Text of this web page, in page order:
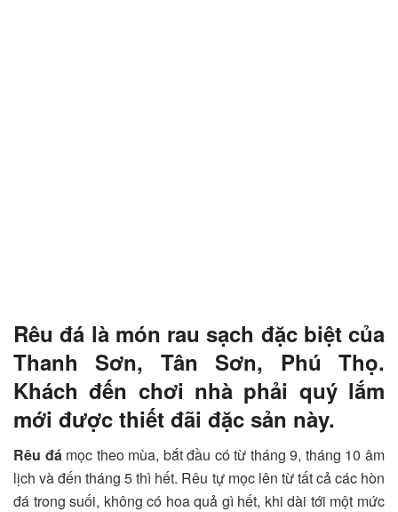
Rêu đá là món rau sạch đặc biệt của
Thanh Sơn, Tân Sơn, Phú Thọ.
Khách đến chơi nhà phải quý lắm
mới được thiết đãi đặc sản này.
Rêu đámọc theo mùa, bắt đầu có từ tháng 9, tháng 10 âm
lịch và đến tháng 5 thì hết. Rêu tự mọc lên từ tất cả các hòn
đá trong suối, không có hoa quả gì hết, khi dài tới một mức